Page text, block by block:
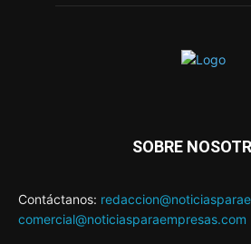
SOBRE
Contáctanos:
comercial@noticiasparaempresas.com